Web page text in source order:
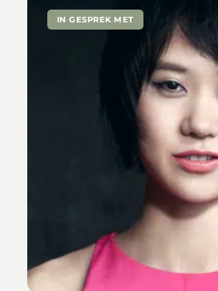
IN GESPREK MET